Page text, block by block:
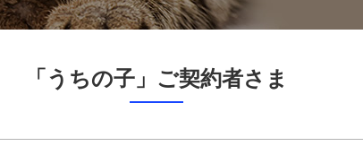
「うちの子」ご契約者さま